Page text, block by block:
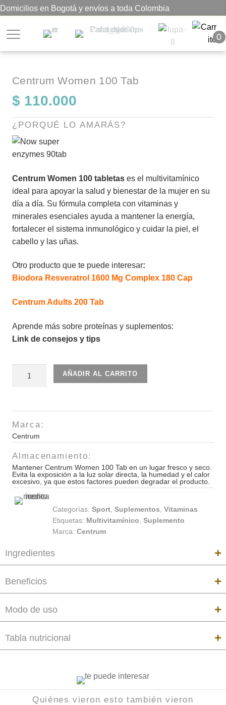
Domicilios en Bogotá y envíos a toda Colombia
0
Centrum Women 100 Tab
$ 110.000
¿PORQUÉ LO AMARÁS?
Centrum Women 100 tabletas es el multivitamínico
ideal para apoyar la salud y bienestar de la mujer en su
día a día. Su fórmula completa con vitaminas y
minerales esenciales ayuda a mantener la energía,
fortalecer el sistema inmunológico y cuidar la piel, el
cabello y las uñas.
Otro producto que te puede interesar:
Biodora Resveratrol 1600 Mg Complex 180 Cap
Centrum Adults 200 Tab
Aprende más sobre proteínas y suplementos:
Link de consejos y tips
cantidad
AÑADIR AL CARRITO
Marca:
Centrum
Almacenamiento:
Mantener Centrum Women 100 Tab en un lugar fresco y seco.
Evita la exposición a la luz solar directa, la humedad y el calor
excesivo, ya que estos factores pueden degradar el producto.
Categorías: Sport Suplementos Vitaminas
Etiquetas: Multivitamínico Suplemento
Marca: Centrum
Ingredientes
Beneficios
Modo de uso
Tabla nutricional
Quiénes vieron esto también vieron